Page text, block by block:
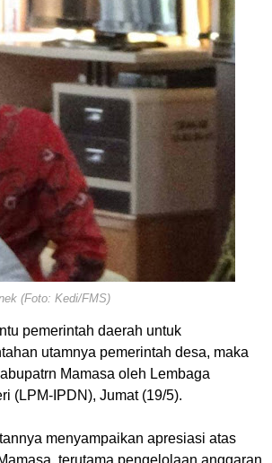
(Foto: Kedi/FMS)
pemerintah daerah untuk
utamnya pemerintah desa, maka
Mamasa oleh Lembaga
(LPM-IPDN), Jumat (19/5).
menyampaikan apresiasi atas